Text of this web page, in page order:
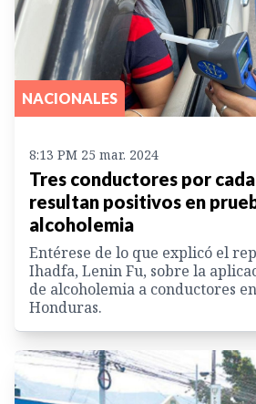
NACIONALES
8:13 PM 25 mar. 2024
Tres conductores por
resultan positivos en
alcoholemia
Entérese de lo que explicó el
Ihadfa, Lenin Fu, sobre la
de alcoholemia a conductores
Honduras.